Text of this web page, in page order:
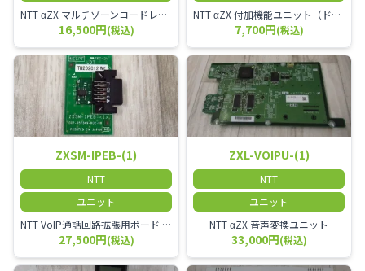
NTT αZX マルチゾーンコードレススターアンテナ(マスター)
16,500円(税込)
NTT αZX 付加機能ユニット（ドアホンなど）
7,700円(税込)
ZXSM-IPEB-(1)
NTT
ユニット
NTT VoIP通話回路拡張用ボード ZXSM－IP内線ボード－「1」
27,500円(税込)
ZXL-VOIPU-(1)
NTT
ユニット
NTT αZX 音声変換ユニット
33,000円(税込)